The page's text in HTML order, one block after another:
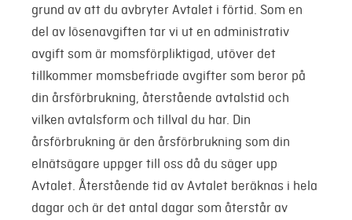
grund av att du avbryter Avtalet i förtid. Som en
del av lösenavgiften tar vi ut en administrativ
avgift som är momsförpliktigad, utöver det
tillkommer momsbefriade avgifter som beror på
din årsförbrukning, återstående avtalstid och
vilken avtalsform och tillval du har. Din
årsförbrukning är den årsförbrukning som din
elnätsägare uppger till oss då du säger upp
Avtalet. Återstående tid av Avtalet beräknas i hela
dagar och är det antal dagar som återstår av